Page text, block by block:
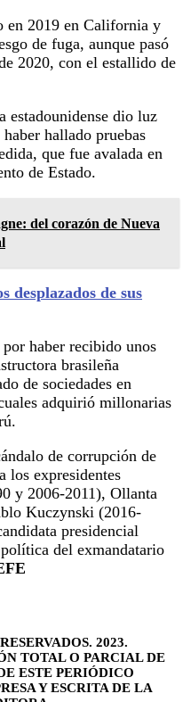
en 2019 en California y
de fuga, aunque pasó
2020, con el estallido de
estadounidense dio luz
hallado pruebas
que fue avalada en
de Estado.
del corazón de Nueva
desplazados de sus
haber recibido unos
brasileña
de sociedades en
adquirió millonarias
de corrupción de
los expresidentes
y 2006-2011), Ollanta
Kuczynski (2016-
presidencial
del exmandatario
2023.
TOTAL O PARCIAL DE
ESTE PERIÓDICO
Y ESCRITA DE LA